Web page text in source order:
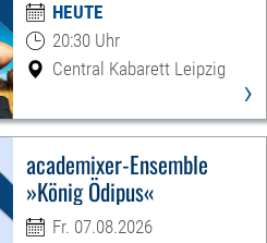
HEUTE
20:30 Uhr
Central Kabarett Leipzig
›
academixer-Ensemble
»König Ödipus«
Fr. 07.08.2026